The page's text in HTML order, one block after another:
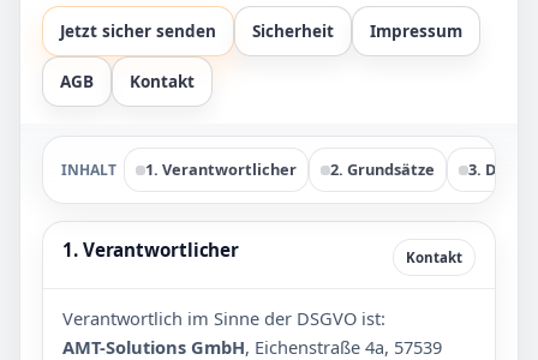
Jetzt sicher senden Sicherheit Impressum
AGB Kontakt
INHALT 1. Verantwortlicher 2. Grundsätze 3.
1. Verantwortlicher Kontakt
Verantwortlich im Sinne der DSGVO ist:
AMT-Solutions GmbH, Eichenstraße 4a, 57539